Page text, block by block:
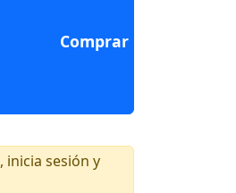
Comprar
, inicia sesión y